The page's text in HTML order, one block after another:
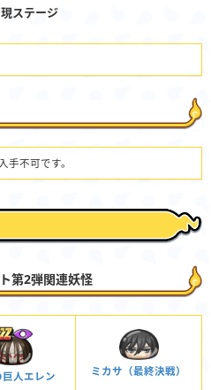
ステージ
手不可です。
第2弾関連妖怪
人エレン ミカサ（最終決戦）